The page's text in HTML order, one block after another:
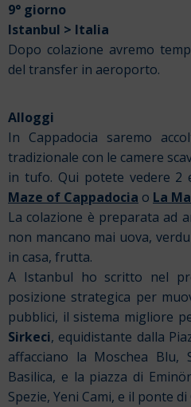
9° giorno
Istanbul > Italia
Dopo colazione avremo
del transfer in aeroporto.
Alloggi
In Cappadocia saremo
tradizionale con le camere
in tufo. Qui potete vedere 2
Maze of Cappadocia o La
La colazione è preparata ad
non mancano mai uova,
in casa, frutta.
A Istanbul ho scritto nel
posizione strategica per
pubblici, il sistema migliore
Sirkeci, equidistante dalla
affacciano la Moschea Blu,
Basilica, e la piazza di
Spezie, Yeni Cami, e il ponte di